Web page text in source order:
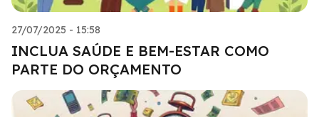
27/07/2025 - 15:58
INCLUA SAÚDE E BEM-ESTAR COMO
PARTE DO ORÇAMENTO